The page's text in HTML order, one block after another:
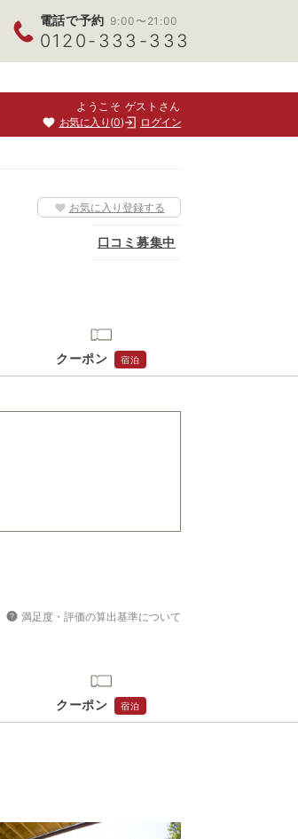
電話で予約 9:00〜21:00
0120-333-333
ようこそ ゲストさん
お気に入り 0 ログイン
お気に入り登録する
口コミ募集中
クーポン 宿泊
満足度・評価の算出基準について
クーポン 宿泊